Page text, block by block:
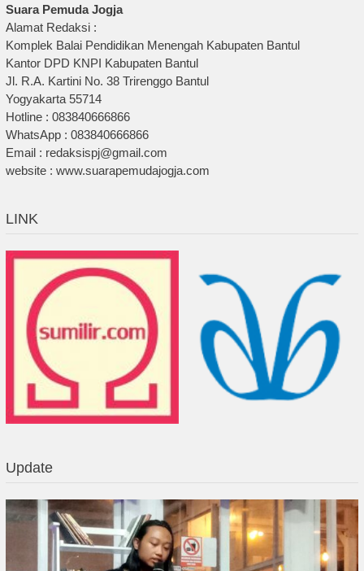
Suara Pemuda Jogja
Alamat Redaksi :
Komplek Balai Pendidikan Menengah Kabupaten Bantul
Kantor DPD KNPI Kabupaten Bantul
Jl. R.A. Kartini No. 38 Trirenggo Bantul
Yogyakarta 55714
Hotline : 083840666866
WhatsApp : 083840666866
Email : redaksispj@gmail.com
website : www.suarapemudajogja.com
LINK
Update